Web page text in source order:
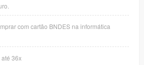
com cartão BNDES na informática
36x